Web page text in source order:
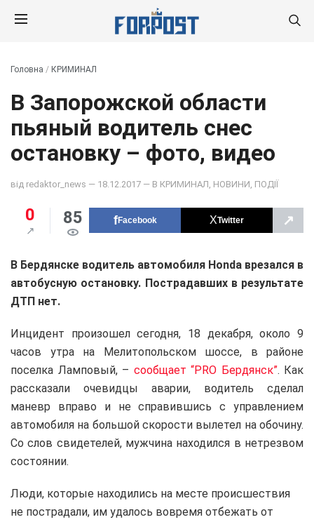
Головна / КРИМИНАЛ
В Запорожской области
пьяный водитель снес
остановку – фото, видео
від redaktor_news — 18.12.2017 — В КРИМИНАЛ НОВИНИ ПОДІЇ
0 85 Facebook Twitter ↗
В Бердянске водитель автомобиля Honda врезался в
автобусную остановку. Пострадавших в результате
ДТП нет.
Инцидент произошел сегодня, 18 декабря, около 9
часов утра на Мелитопольском шоссе, в районе
поселка Ламповый, – сообщает “PRO Бердянск”. Как
рассказали очевидцы аварии, водитель сделал
маневр вправо и не справившись с управлением
автомобиля на большой скорости вылетел на обочину.
Со слов свидетелей, мужчина находился в нетрезвом
состоянии.
Люди, которые находились на месте происшествия
не пострадали, им удалось вовремя отбежать от